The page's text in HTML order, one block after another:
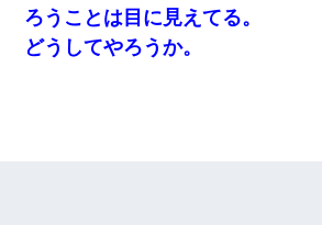
ろうことは目に見えてる。
どうしてやろうか。